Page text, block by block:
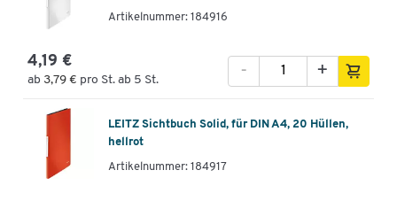
Artikelnummer: 184916
4,19 €
ab 3,79 € pro St. ab 5 St.
+
-
LEITZ Sichtbuch Solid, für DIN A4, 20 Hüllen,
hellrot
Artikelnummer: 184917